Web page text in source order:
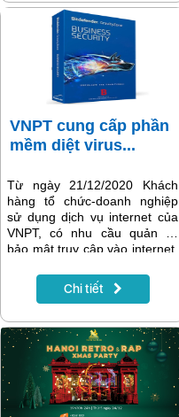
Hà Nội.
VNPT cung cấp phần
mềm diệt virus...
Từ ngày 21/12/2020 Khách
hàng tổ chức-doanh nghiệp
sử dụng dịch vụ internet của
VNPT, có nhu cầu quản lý,
bảo mật truy cập vào internet,
máy tính cá nhân (hệ điều
hành Window, macOS, …) đã
phần mềm diệt virus tốt nhất
do VNPT cung cấp:
Bitdefender Gravityzone.
Chi tiết